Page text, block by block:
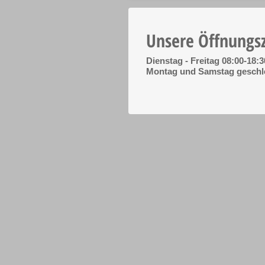
Unsere
Dienstag - Freitag 08:00-
Montag und Samstag